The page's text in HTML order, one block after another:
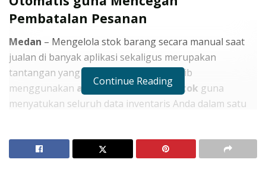
Pembatalan Pesanan
Medan – Mengelola stok barang secara manual saat
jualan di banyak aplikasi sekaligus merupakan
tantangan yang sangat berat. Anda wajib
menggunakan aplikasi manajemen stok guna
menyatukan seluruh data inventaris Anda dalam satu
terjadi transaksi. Selain itu, Anda bisa menghindari
Continue Reading